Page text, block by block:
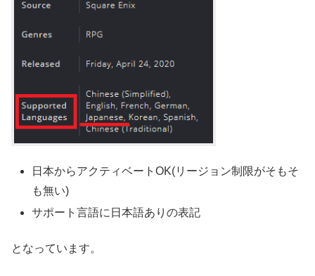
日本からアクティベートOK(リージョン制限がそもそ
も無い)
サポート言語に日本語ありの表記
となっています。